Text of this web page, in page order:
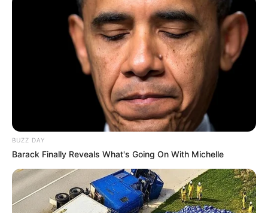
BUZZ DAY
Barack Finally Reveals What's Going On With Michelle